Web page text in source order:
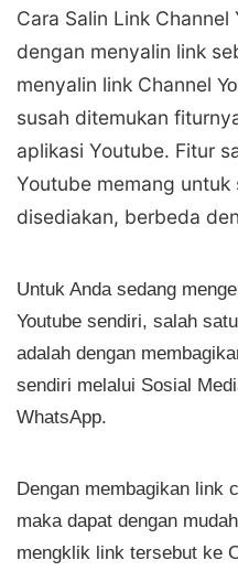
Cara Salin Link Channel
dengan menyalin link
menyalin link Channel
susah ditemukan
aplikasi Youtube. Fitur
Youtube memang untuk
disediakan, berbeda
Untuk Anda sedang
Youtube sendiri, salah
adalah dengan
sendiri melalui Sosial
WhatsApp.
Dengan membagikan link
maka dapat dengan
mengklik link tersebut ke